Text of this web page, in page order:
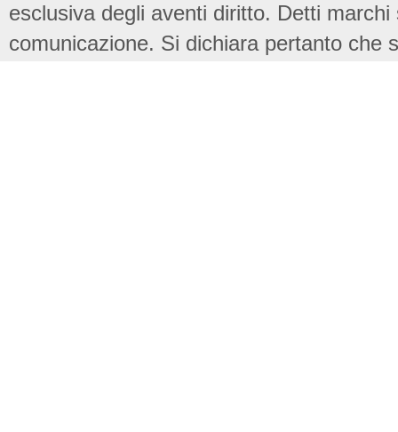
esclusiva degli aventi diritto. Detti
comunicazione. Si dichiara pertanto che